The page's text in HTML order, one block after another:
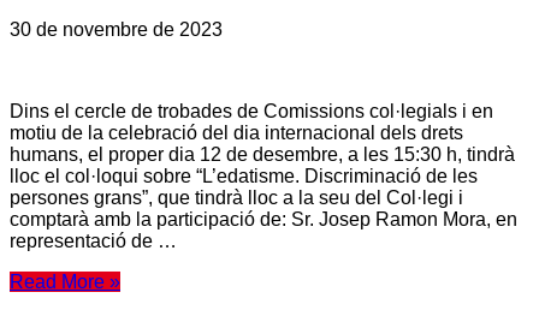
30 de novembre de 2023
Dins el cercle de trobades de Comissions col·legials i en
motiu de la celebració del dia internacional dels drets
humans, el proper dia 12 de desembre, a les 15:30 h, tindrà
lloc el col·loqui sobre “L’edatisme. Discriminació de les
persones grans”, que tindrà lloc a la seu del Col·legi i
comptarà amb la participació de: Sr. Josep Ramon Mora, en
representació de …
Read More »